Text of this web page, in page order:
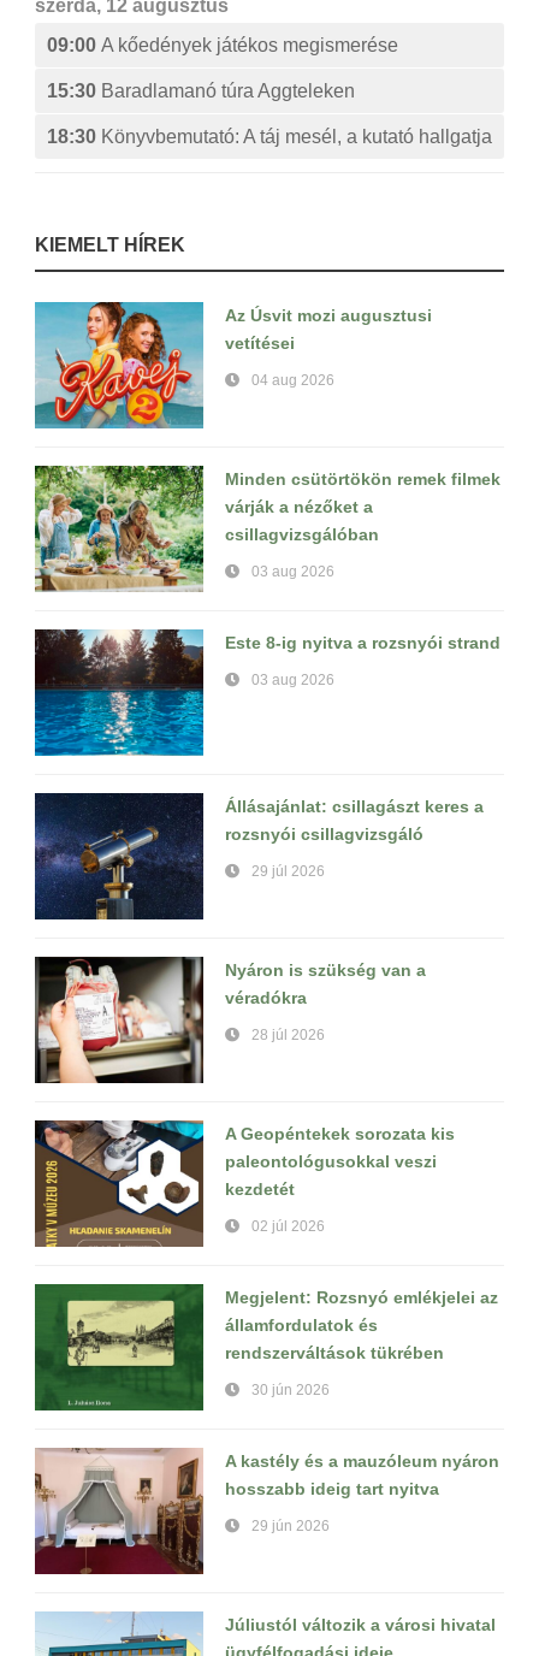
szerda, 12 augusztus
09:00 A kőedények játékos megismerése
15:30 Baradlamanó túra Aggteleken
18:30 Könyvbemutató: A táj mesél, a kutató hallgatja
KIEMELT HÍREK
Az Úsvit mozi augusztusi
vetítései
04 aug 2026
Minden csütörtökön remek filmek
várják a nézőket a
csillagvizsgálóban
03 aug 2026
Este 8-ig nyitva a rozsnyói strand
03 aug 2026
Állásajánlat: csillagászt keres a
rozsnyói csillagvizsgáló
29 júl 2026
Nyáron is szükség van a
véradókra
28 júl 2026
A Geopéntekek sorozata kis
paleontológusokkal veszi
kezdetét
02 júl 2026
Megjelent: Rozsnyó emlékjelei az
államfordulatok és
rendszerváltások tükrében
30 jún 2026
A kastély és a mauzóleum nyáron
hosszabb ideig tart nyitva
29 jún 2026
Júliustól változik a városi hivatal